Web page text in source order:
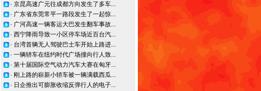
· 京昆高速广元往成都方向发生了多车...
· 广东省东莞常平一路段发生了一起惊...
· 广河高速一辆客运大巴发生翻车事故...
· 西宁降雨导致一小区停车场近百台汽...
· 台湾首辆无人驾驶巴士车开始上路进...
· 一辆轿车在纽约时代广场撞向行人致...
· 第十届国际空气动力汽车大赛在匈牙...
· 刚上路的崭新小轿车被一辆满载西瓜...
· 日企推出可膨胀收缩反弹行人的电子...